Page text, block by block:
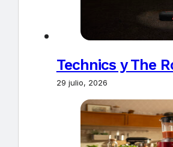
Technics y The
29 julio, 2026